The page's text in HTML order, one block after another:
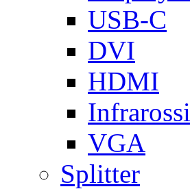
USB-C
DVI
HDMI
Infrarossi
VGA
Splitter